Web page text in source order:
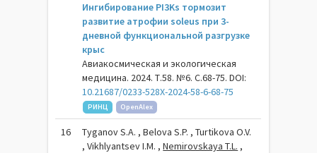
Ингибирование PI3Ks тормозит
развитие атрофии soleus при 3-
дневной функциональной разгрузке
крыс
Авиакосмическая и экологическая
медицина. 2024. Т.58. №6. С.68-75. DOI:
10.21687/0233-528X-2024-58-6-68-75
РИНЦ OpenAlex
16
Tyganov S.A. , Belova S.P. , Turtikova O.V.
, Vikhlyantsev I.M. ,Nemirovskaya T.L. ,